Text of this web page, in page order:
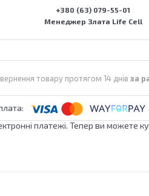
+380 (63) 079-55-01
Менеджер Злата Life Cell
товару протягом 14 днів за
платежі. Тепер ви можете